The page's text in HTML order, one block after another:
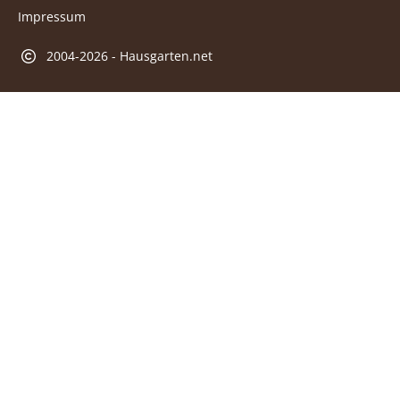
Impressum
2004-2026 - Hausgarten.net